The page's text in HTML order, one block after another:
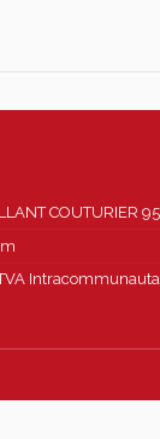
COUTURIER